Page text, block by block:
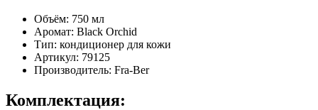
Объём: 750 мл
Аромат: Black Orchid
Тип: кондиционер для кожи
Артикул: 79125
Производитель: Fra-Ber
Комплектация: